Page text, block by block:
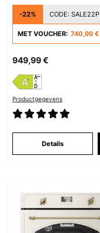
Afzuiging Zwart
-22% CODE: SALE22P
MET VOUCHER: 740,99 €
949,99 €
Productgegevens
Details